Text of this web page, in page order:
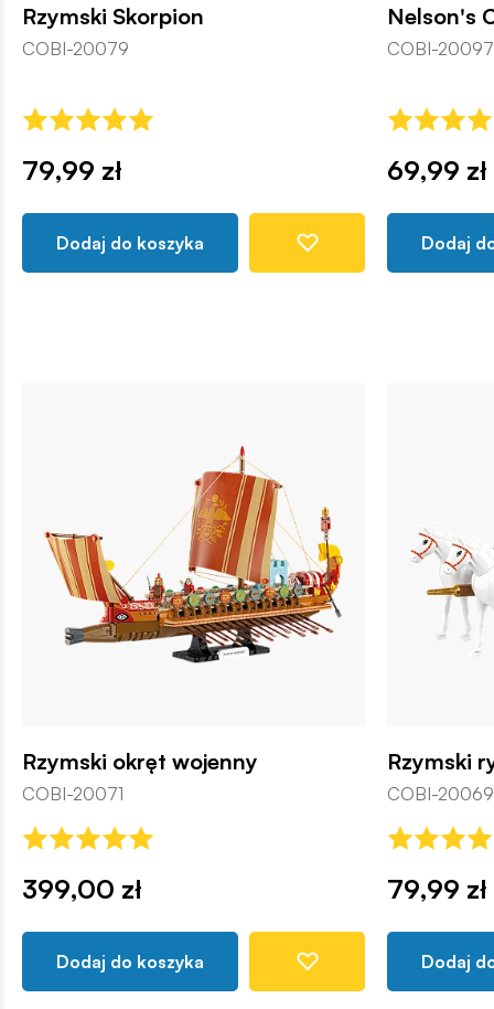
Rzymski Skorpion
COBI-20079
79,99 zł
Dodaj do koszyka
Nelson's
COBI-20097
69,99 zł
Dodaj
Rzymski okręt wojenny
COBI-20071
399,00 zł
Dodaj do koszyka
Rzymski
COBI-20069
79,99 zł
Dodaj